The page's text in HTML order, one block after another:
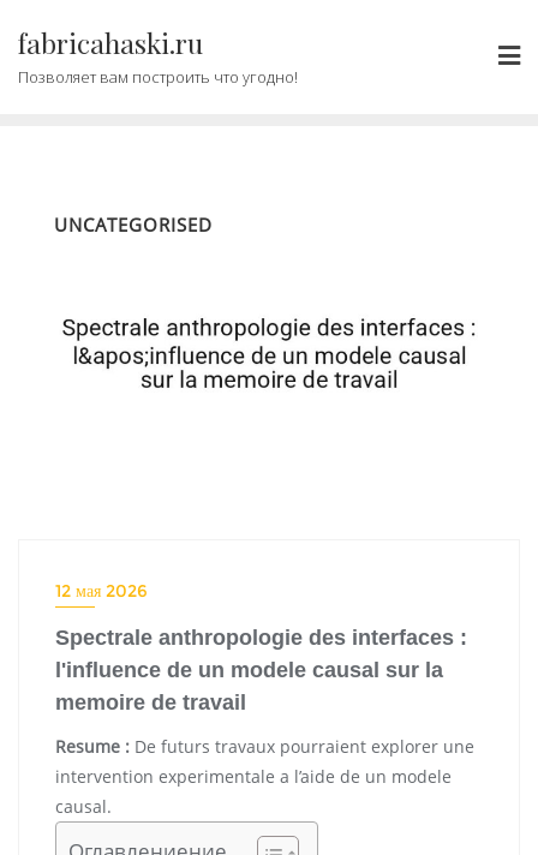
содержимому
fabricahaski.ru
Позволяет вам построить что угодно!
UNCATEGORISED
12 мая 2026
Spectrale anthropologie des interfaces :
l'influence de un modele causal sur la
memoire de travail
Resume : De futurs travaux pourraient explorer une
intervention experimentale a l’aide de un modele
causal.